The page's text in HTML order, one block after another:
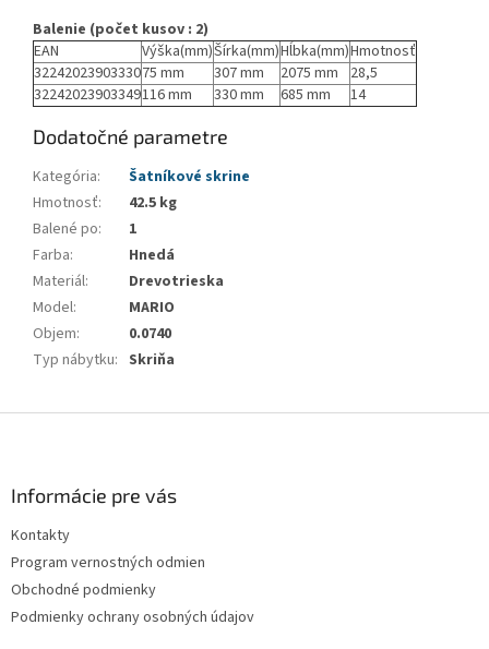
Balenie (počet kusov : 2)
EAN
Výška(mm)Šírka(mm)Hĺbka(mm)Hmotnosť
3224202390333075 mm 307 mm 2075 mm
28,5
32242023903349116 mm 330 mm 685 mm 14
Dodatočné parametre
Kategória:
Šatníkové skrine
Hmotnosť:
42.5 kg
Balené po:
1
Farba:
Hnedá
Materiál:
Drevotrieska
Model:
MARIO
Objem:
0.0740
Typ nábytku: Skriňa
Informácie pre vás
Kontakty
Program vernostných odmien
Obchodné podmienky
Podmienky ochrany osobných údajov